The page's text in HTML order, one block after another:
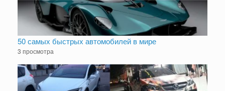
50 самых быстрых автомобилей в мире
3 просмотра